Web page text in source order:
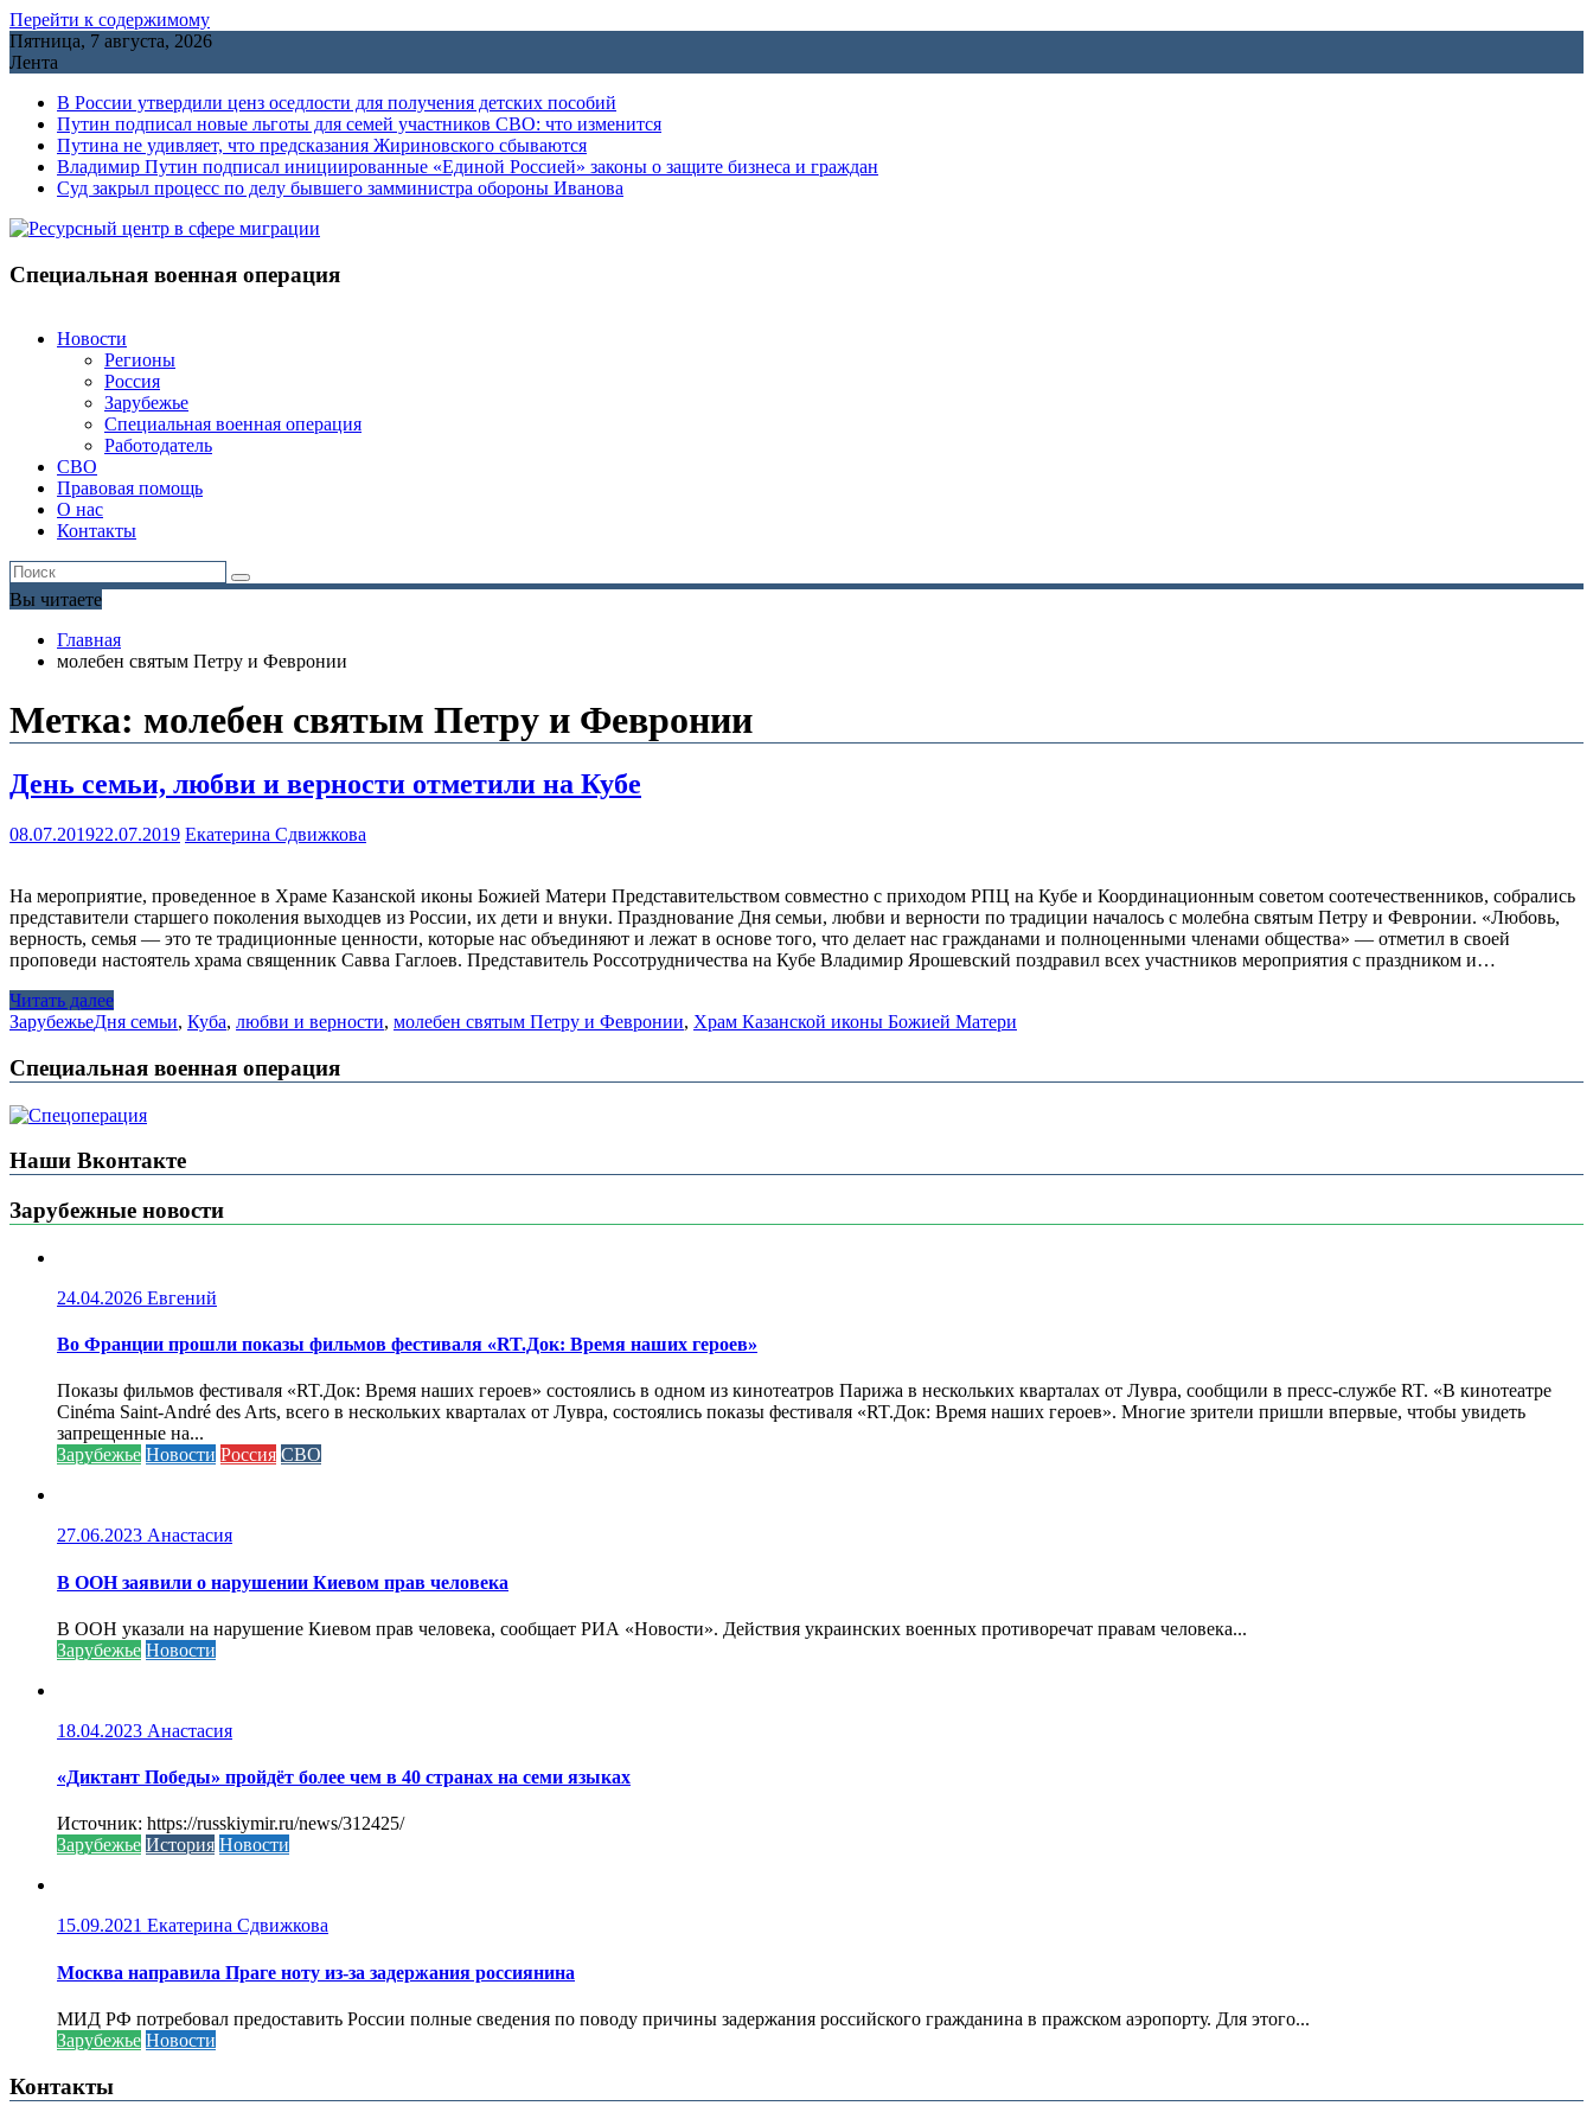
Перейти к содержимому
Пятница, 7 августа, 2026
Лента
В России утвердили ценз оседлости для получения детских пособий
Путин подписал новые льготы для семей участников СВО: что изменится
Путина не удивляет, что предсказания Жириновского сбываются
Владимир Путин подписал инициированные «Единой Россией» законы о защите бизнеса и граждан
Cуд закрыл процесс по делу бывшего замминистра обороны Иванова
Специальная военная операция
Новости
Регионы
Россия
Зарубежье
Специальная военная операция
Работодатель
СВО
Правовая помощь
О нас
Контакты
Вы читаете
Главная
молебен святым Петру и Февронии
Метка: молебен святым Петру и Февронии
День семьи, любви и верности отметили на Кубе
08.07.201922.07.2019 Екатерина Сдвижкова
На мероприятие, проведенное в Храме Казанской иконы Божией Матери Представительством совместно с приходом РПЦ на Кубе и Координационным советом соотечественников, собрались
представители старшего поколения выходцев из России, их дети и внуки. Празднование Дня семьи, любви и верности по традиции началось с молебна святым Петру и Февронии. «Любовь,
верность, семья — это те традиционные ценности, которые нас объединяют и лежат в основе того, что делает нас гражданами и полноценными членами общества» — отметил в своей
проповеди настоятель храма священник Савва Гаглоев. Представитель Россотрудничества на Кубе Владимир Ярошевский поздравил всех участников мероприятия с праздником и…
Читать далее
ЗарубежьеДня семьи, Куба, любви и верности, молебен святым Петру и Февронии, Храм Казанской иконы Божией Матери
Специальная военная операция
Наши Вконтакте
Зарубежные новости
24.04.2026 Евгений
Во Франции прошли показы фильмов фестиваля «RT.Док: Время наших героев»
Показы фильмов фестиваля «RT.Док: Время наших героев» состоялись в одном из кинотеатров Парижа в нескольких кварталах от Лувра, сообщили в пресс-службе RT. «В кинотеатре
Cinéma Saint-André des Arts, всего в нескольких кварталах от Лувра, состоялись показы фестиваля «RT.Док: Время наших героев». Многие зрители пришли впервые, чтобы увидеть
запрещенные на...
Зарубежье Новости Россия СВО
27.06.2023 Анастасия
В ООН заявили о нарушении Киевом прав человека
В ООН указали на нарушение Киевом прав человека, сообщает РИА «Новости». Действия украинских военных противоречат правам человека...
Зарубежье Новости
18.04.2023 Анастасия
«Диктант Победы» пройдёт более чем в 40 странах на семи языках
Источник: https://russkiymir.ru/news/312425/
Зарубежье История Новости
15.09.2021 Екатерина Сдвижкова
Москва направила Праге ноту из-за задержания россиянина
МИД РФ потребовал предоставить России полные сведения по поводу причины задержания российского гражданина в пражском аэропорту. Для этого...
Зарубежье Новости
Контакты